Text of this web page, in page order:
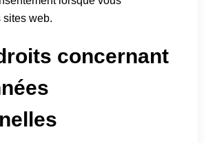
sites web.
concernant